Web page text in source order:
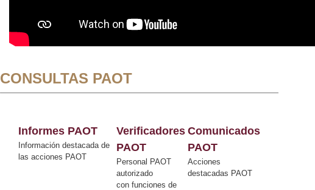
CONSULTAS PAOT
Informes PAOT
Información destacada de
las acciones PAOT
Verificadores
PAOT
Personal PAOT
autorizado
con funciones de
Comunicados
PAOT
Acciones
destacadas PAOT